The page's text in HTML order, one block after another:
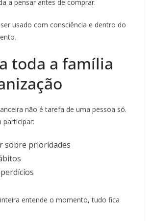
a pensar antes de comprar.
usado com consciência e dentro do
toda a família
não é tarefa de uma pessoa só.
participar:
sobre prioridades
entende o momento, tudo fica